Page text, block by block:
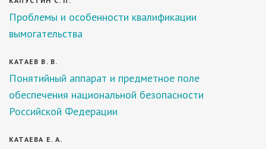
Проблемы и особенности квалификации
вымогательства
КАТАЕВ В. В.
Понятийный аппарат и предметное поле
обеспечения национальной безопасности
Российской Федерации
КАТАЕВА Е. А.